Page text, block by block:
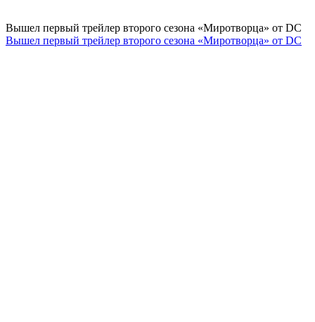
Вышел первый трейлер второго сезона «Миротворца» от DC
Вышел первый трейлер второго сезона «Миротворца» от DC